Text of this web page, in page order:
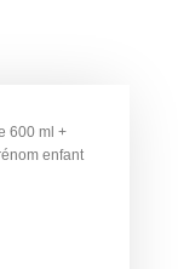
600 ml +
enfant